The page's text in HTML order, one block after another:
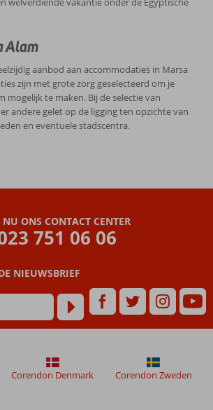
Alam
aanbod aan accommodaties in Marsa
zijn met grote zorg geselecteerd om je
mogelijk te maken. Bij de selectie van
andere gelet op de ligging ten opzichte van
en eventuele stadscentra.
NU ONS CONTACT CENTER
751 06 06
NIEUWSBRIEF
Corendon Denmark Corendon Zweden